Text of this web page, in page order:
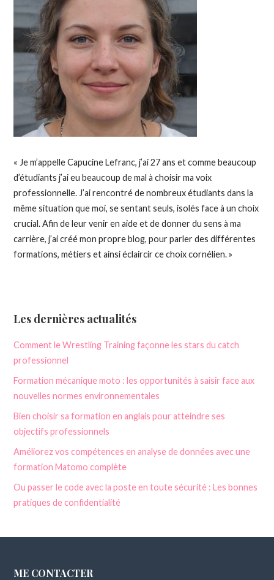
« Je m’appelle Capucine Lefranc, j’ai 27 ans et comme beaucoup
d’étudiants j’ai eu beaucoup de mal à choisir ma voix
professionnelle. J’ai rencontré de nombreux étudiants dans la
même situation que moi, se sentant seuls, isolés face à un choix
crucial.Afin de leur venir en aide et de donner du sens à ma
carrière, j’ai créé mon propre blog, pour parler des différentes
formations, métiers et ainsi éclaircir ce choix cornélien.»
Les dernières actualités
Comment le Wrestling Training façonne les stars du catch
professionnel
Formation mécanique moto : les opportunités à saisir face aux
nouvelles normes environnementales
Bien choisir sa formation en anglais pour atteindre ses
objectifs professionnels
Améliorez vos compétences en analyse de données avec une
formation Matomo complète
Ou passer le code avec la poste en toute sécurité : Les bonnes
pratiques de confidentialité
ME CONTACTER